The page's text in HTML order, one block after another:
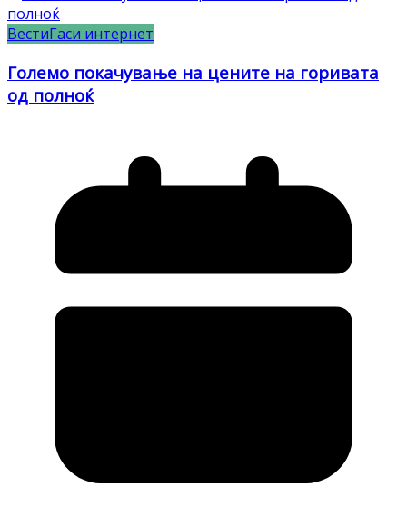
ВестиГаси интернет
Големо покачување на цените на горивата
од полноќ